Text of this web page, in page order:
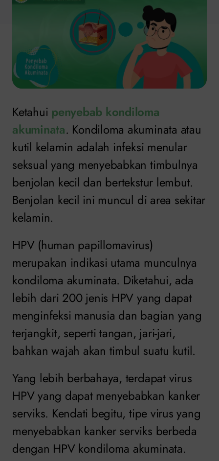
Ketahui penyebab kondiloma
akuminata. Kondiloma akuminata atau
kutil kelamin adalah infeksi menular
seksual yang menyebabkan timbulnya
benjolan kecil dan bertekstur lembut.
Benjolan kecil ini muncul di area sekitar
kelamin.
HPV (human papillomavirus)
merupakan indikasi utama munculnya
kondiloma akuminata. Diketahui, ada
lebih dari 200 jenis HPV yang dapat
menginfeksi manusia dan bagian yang
terjangkit, seperti tangan, jari-jari,
bahkan wajah akan timbul suatu kutil.
Yang lebih berbahaya, terdapat virus
HPV yang dapat menyebabkan kanker
serviks. Kendati begitu, tipe virus yang
menyebabkan kanker serviks berbeda
dengan HPV kondiloma akuminata.